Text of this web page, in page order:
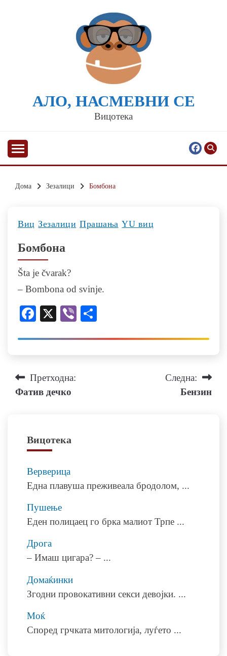
АЛО, НАСМЕВНИ СЕ
Вицотека
Дома Зезалици Бомбона
Виц Зезалици Прашања YU виц
Бомбона
Šta je čvarak?
– Bombona od svinje.
Facebook
X Viber
Навигација
Претходна:
Фатив дечко
Следна:
Бензин
Вицотека
Верверица
Една плавуша преживеала бродолом, ...
Пушење
Еден полицаец го брка малиот Трпе ...
Дрога
– Имаш цигара? – ...
Домаќинки
Згодни провокативни секси девојки. ...
Моќ
Според грчката митологија, луѓето ...